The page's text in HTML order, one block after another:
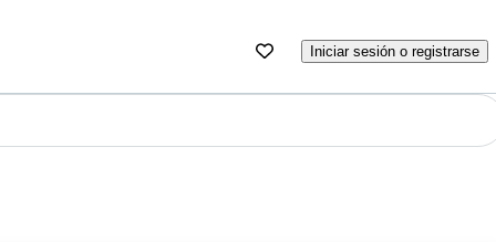
Iniciar sesión o registrarse